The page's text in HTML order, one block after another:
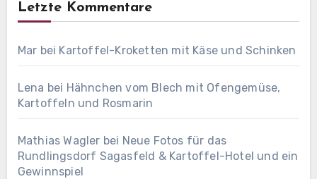
Letzte Kommentare
Mar bei Kartoffel-Kroketten mit Käse und Schinken
Lena bei Hähnchen vom Blech mit Ofengemüse,
Kartoffeln und Rosmarin
Mathias Wagler bei Neue Fotos für das
Rundlingsdorf Sagasfeld & Kartoffel-Hotel und ein
Gewinnspiel